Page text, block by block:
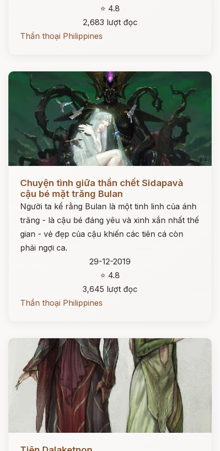
⭐ 4.8
2,683 lượt đọc
Thần thoại Philippines
Chuyện tình giữa thần chết Sidapavà
cậu bé mặt trăng Bulan
Người ta kể rằng Bulan là một tinh linh của ánh
trăng - là cậu bé đáng yêu và xinh xắn nhất thế
gian - vẻ đẹp của cậu khiến các tiên cá còn
phải ngợi ca.
29-12-2019
⭐ 4.8
3,645 lượt đọc
Thần thoại Philippines